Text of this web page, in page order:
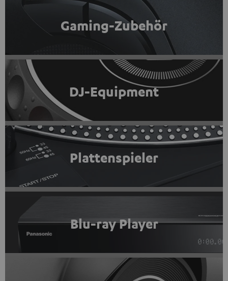
Gaming-Zubehör
DJ-Equipment
Plattenspieler
Blu-ray Player